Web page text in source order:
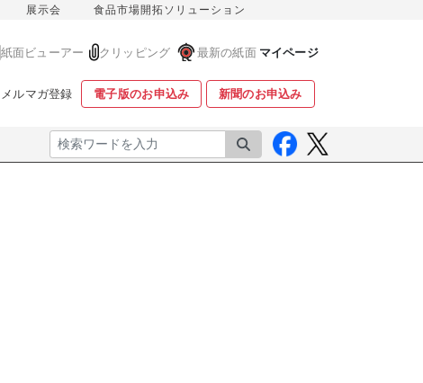
展示会 食品市場開拓ソリューション
紙面ビューアー クリッピング 最新の紙面 マイページ
メルマガ登録 電子版のお申込み 新聞のお申込み
検索